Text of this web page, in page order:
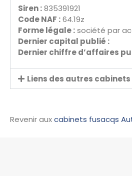
Siren :835391921
Code NAF :64.19z
Forme légale :société par
Dernier capital publié :
Dernier chiffre d’affaires
Liens des autres
Revenir auxcabinets fusacqs